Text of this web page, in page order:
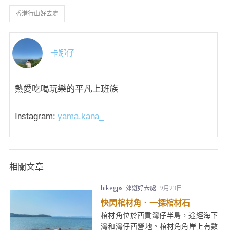
香港行山好去處
卡娜仔
熱愛吃喝玩樂的平凡上班族
Instagram: yama.kana_
相關文章
hikegps 郊遊好去處 9月23日
快閃棺材角．一探棺材石
棺材角位於西貢灣仔半島，途經海下
灣和灣仔西營地。棺材角角岸上有數